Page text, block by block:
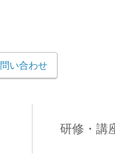
い合わせ
研修・講